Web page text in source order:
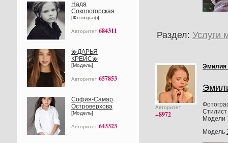
Надя
Сокологорская
[Фотограф]
Авторитет 684311
💫ДАРЬЯ
КРЕЙС💫
[Модель]
Авторитет 657853
София-Самар
Островерхова
[Модель]
Авторитет 643323
Раздел: Услуги
Авторитет
+8972
Эмилия
Стилист
Модели
Модель